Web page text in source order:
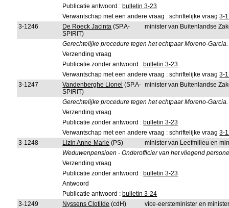
Publicatie antwoord : bulletin 3-23
Verwantschap met een andere vraag : schriftelijke vraag3-
3-1246
De Roeck Jacinta (SP.A-
SPIRIT)
minister van Buitenlandse
Gerechtelijke procedure tegen het echtpaar Moreno-Garcia.
Verzending vraag
Publicatie zonder antwoord : bulletin 3-23
Verwantschap met een andere vraag : schriftelijke vraag3-
3-1247
Vandenberghe Lionel (SP.A-
SPIRIT)
minister van Buitenlandse
Gerechtelijke procedure tegen het echtpaar Moreno-Garcia.
Verzending vraag
Publicatie zonder antwoord : bulletin 3-23
Verwantschap met een andere vraag : schriftelijke vraag3-
3-1248
Lizin Anne-Marie (PS)
minister van Leefmilieu en
Weduwenpensioen - Onderofficier van het vliegend
Verzending vraag
Publicatie zonder antwoord : bulletin 3-23
Antwoord
Publicatie antwoord : bulletin 3-24
3-1249
Nyssens Clotilde (cdH)
vice-eersteminister en